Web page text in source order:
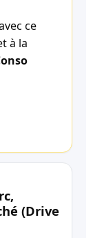
ce
à la
(Drive